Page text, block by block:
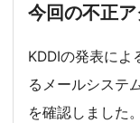
今回の不正
KDDIの発表によ
るメールシステ
を確認しました